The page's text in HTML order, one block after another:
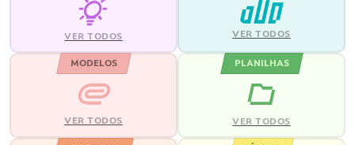
VER TODOS VER TODOS
MODELOS
VER TODOS
PLANILHAS
VER TODOS